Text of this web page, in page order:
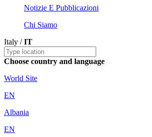
Notizie E Pubblicazioni
Chi Siamo
Italy /IT
Choose country and language
World Site
EN
Albania
EN